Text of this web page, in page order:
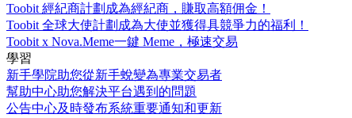
Toobit 經紀商計劃 成為經紀商，賺取高額佣金！
Toobit 全球大使計劃 成為大使並獲得具競爭力的福利！
Toobit x Nova.Meme一鍵 Meme，極速交易
學習
新手學院助您從新手蛻變為專業交易者
幫助中心助您解決平台遇到的問題
公告中心及時發布系統重要通知和更新